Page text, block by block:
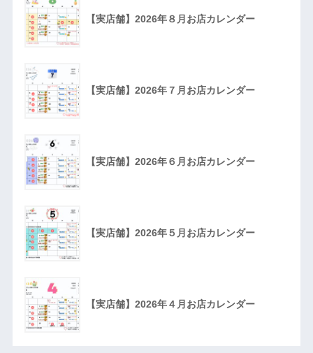
【実店舗】2026年８月お店カレンダー
【実店舗】2026年７月お店カレンダー
【実店舗】2026年６月お店カレンダー
【実店舗】2026年５月お店カレンダー
【実店舗】2026年４月お店カレンダー